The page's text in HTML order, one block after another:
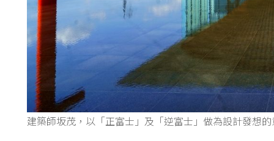
建築師坂茂，以「正富士」及「逆富士」做為設計發想